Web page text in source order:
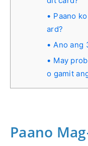
Paano
ard?
Ano ang
May
o gamit
Paano